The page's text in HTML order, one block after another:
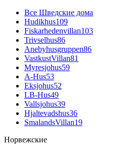
Все Шведские дома
Hudikhus109
Fiskarhedenvillan103
Trivselhus86
Anebyhusgruppen86
VastkustVillan81
Myresjohus59
A-Hus53
Eksjohus52
LB-Hus49
Vallsjohus39
Hjaltevadshus36
SmalandsVillan19
Норвежские